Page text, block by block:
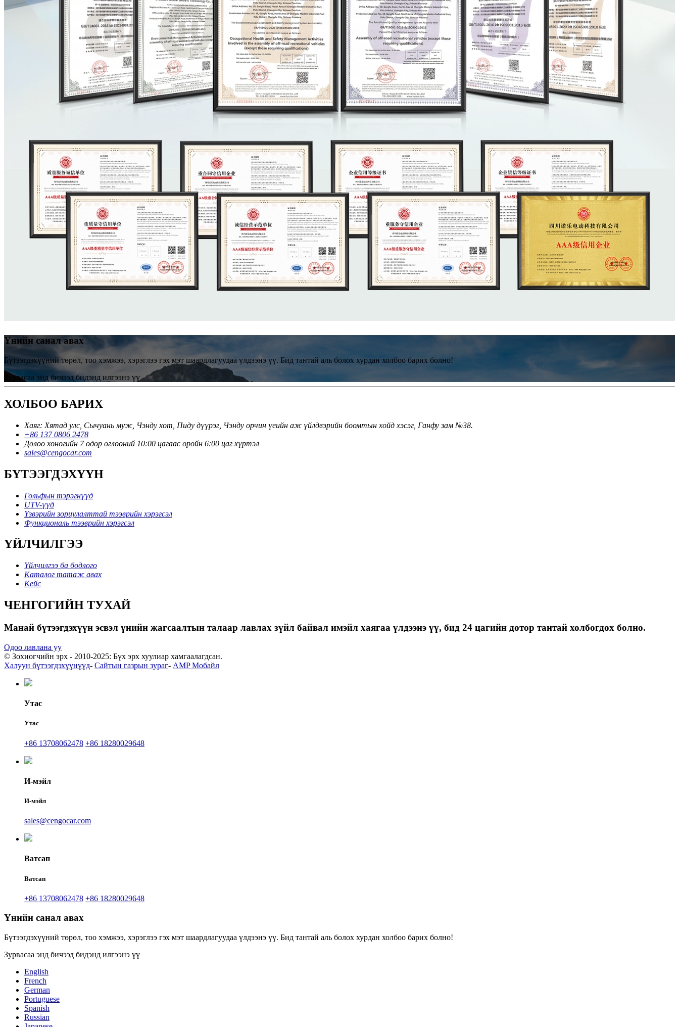
Үнийн санал авах
Бүтээгдэхүүний төрөл, тоо хэмжээ, хэрэглээ гэх мэт шаардлагуудаа үлдээнэ үү. Бид тантай аль болох хурдан холбоо барих болно!
Зурвасаа энд бичээд бидэнд илгээнэ үү
ХОЛБОО БАРИХ
Хаяг: Хятад улс, Сычуань муж, Чэнду хот, Пиду дүүрэг, Чэнду орчин үеийн аж үйлдвэрийн боомтын хойд хэсэг, Ганфу зам №38.
+86 137 0806 2478
Долоо хоногийн 7 өдөр өглөөний 10:00 цагаас оройн 6:00 цаг хүртэл
sales@cengocar.com
БҮТЭЭГДЭХҮҮН
Гольфын тэрэгнүүд
UTV-үүд
Үзвэрийн зориулалттай тээврийн хэрэгсэл
Функциональ тээврийн хэрэгсэл
ҮЙЛЧИЛГЭЭ
Үйлчилгээ ба бодлого
Каталог татаж авах
Кейс
ЧЕНГОГИЙН ТУХАЙ
Манай бүтээгдэхүүн эсвэл үнийн жагсаалтын талаар лавлах зүйл байвал имэйл хаягаа үлдээнэ үү, бид 24 цагийн дотор тантай холбогдох болно.
Одоо лавлана уу
© Зохиогчийн эрх - 2010-2025: Бүх эрх хуулиар хамгаалагдсан.
Халуун бүтээгдэхүүнүүд- Сайтын газрын зураг- AMP Мобайл
Утас
Утас
+86 13708062478 +86 18280029648
И-мэйл
И-мэйл
sales@cengocar.com
Ватсап
Ватсап
+86 13708062478 +86 18280029648
Үнийн санал авах
Бүтээгдэхүүний төрөл, тоо хэмжээ, хэрэглээ гэх мэт шаардлагуудаа үлдээнэ үү. Бид тантай аль болох хурдан холбоо барих болно!
Зурвасаа энд бичээд бидэнд илгээнэ үү
English
French
German
Portuguese
Spanish
Russian